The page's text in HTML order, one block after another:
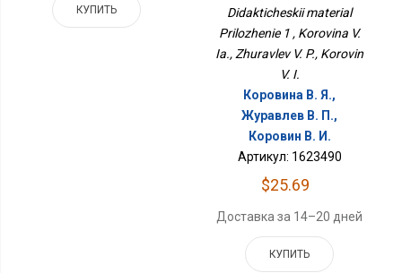
КУПИТЬ
Didakticheskii material
Prilozhenie 1 , Korovina V.
Ia., Zhuravlev V. P., Korovin
V. I.
Коровина В. Я.,
Журавлев В. П.,
Коровин В. И.
Артикул: 1623490
$25.69
Доставка за 14–20 дней
КУПИТЬ